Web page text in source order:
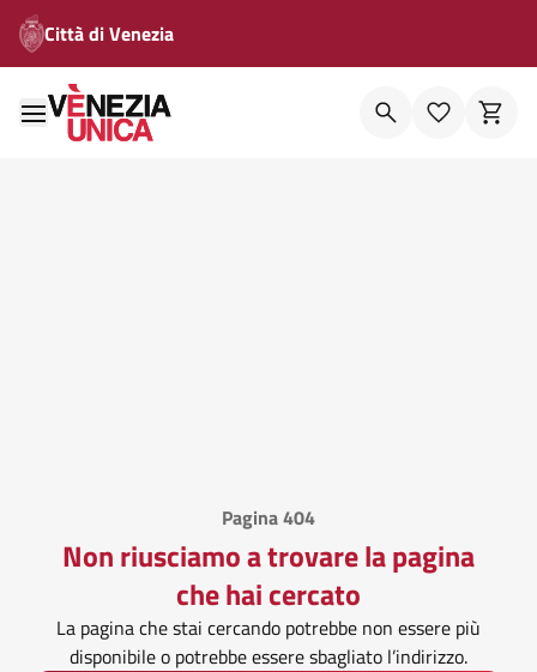
Città di Venezia
Pagina 404
Non riusciamo a trovare la pagina
che hai cercato
La pagina che stai cercando potrebbe non essere più
disponibile o potrebbe essere sbagliato l’indirizzo.